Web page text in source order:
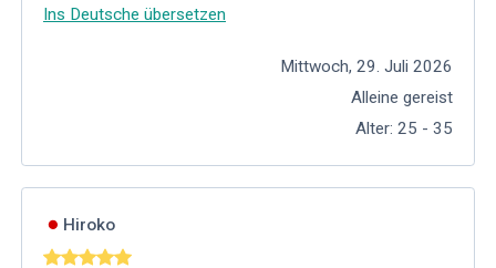
Ins Deutsche übersetzen
Mittwoch, 29. Juli 2026
Alleine gereist
Alter: 25 - 35
Hiroko